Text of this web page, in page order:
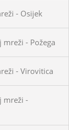
- Osijek
- Požega
- Virovitica
mreži -